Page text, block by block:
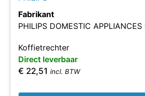
Fabrikant
PHILIPS DOMESTIC APPLIANCES
Koffietrechter
Direct leverbaar
€ 22,51 incl. BTW